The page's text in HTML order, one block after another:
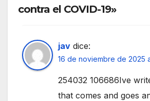
contra el COVID-19»
jav dice:
16 de noviembre de 2025
254032 106686Ive
that comes and goes